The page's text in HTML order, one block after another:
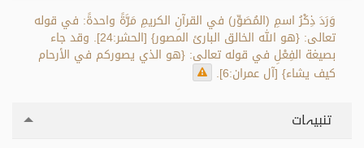
وَرَدَ ذِكْرُ اسمِ (المُصَوِّر) في القرآنِ الكريمِ مَرَّةً واحدةً: في قوله
تعالى: {هو الله الخالق البارئ المصور} [الحشر:24]. وقد جاء
بصيغة الفِعْلِ في قوله تعالى: {هو الذي يصوركم في الأرحام
كيف يشاء} [آل عمران:6].
تنبیہات